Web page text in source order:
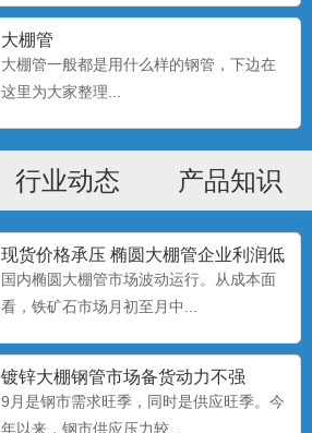
大棚管
大棚管一般都是用什么样的钢管，下边在
这里为大家整理...
行业动态 产品知识
现货价格承压 椭圆大棚管企业利润低
位
国内椭圆大棚管市场波动运行。从成本面
看，铁矿石市场月初至月中...
镀锌大棚钢管​市场备货动力不强
9月是钢市需求旺季，同时是供应旺季。今
年以来，钢市供应压力较...
种植大棚
种植大棚
大棚种植是一种种植技术，该技术是一种
科学的种植方式。...
养殖大棚安装
养殖大棚也称暖棚养殖，是指在寒冷的季